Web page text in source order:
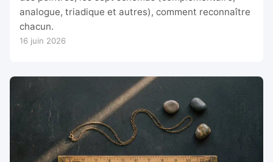
analogue, triadique et autres), comment reconnaître
chacun.
16 juin 2026